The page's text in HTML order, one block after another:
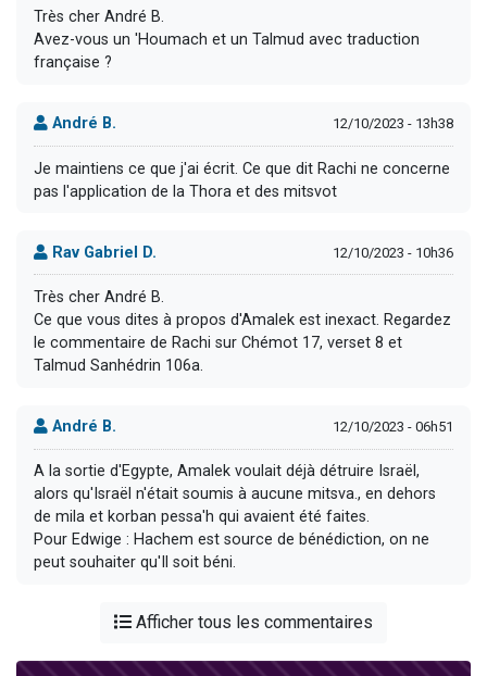
Très cher André B.
Avez-vous un 'Houmach et un Talmud avec traduction
française ?
André B. 12/10/2023 - 13h38
Je maintiens ce que j'ai écrit. Ce que dit Rachi ne concerne
pas l'application de la Thora et des mitsvot
Rav Gabriel D. 12/10/2023 - 10h36
Très cher André B.
Ce que vous dites à propos d'Amalek est inexact. Regardez
le commentaire de Rachi sur Chémot 17, verset 8 et
Talmud Sanhédrin 106a.
André B. 12/10/2023 - 06h51
A la sortie d'Egypte, Amalek voulait déjà détruire Israël,
alors qu'Israël n'était soumis à aucune mitsva., en dehors
de mila et korban pessa'h qui avaient été faites.
Pour Edwige : Hachem est source de bénédiction, on ne
peut souhaiter qu'Il soit béni.
Afficher tous les commentaires